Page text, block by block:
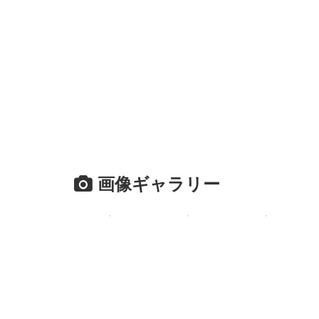
画像ギャラリー